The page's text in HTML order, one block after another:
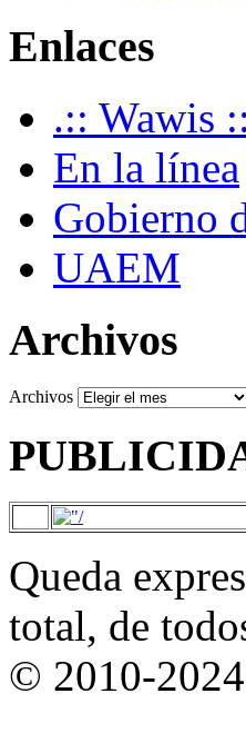
Enlaces
.:: Wawis
En la línea
Gobierno
UAEM
Archivos
Archivos
Queda
total, de
© 2010-2024